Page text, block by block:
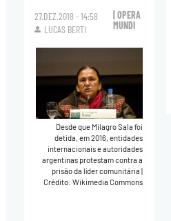
27.DEZ.2018 - 14:58
LUCAS BERTI
| OPERA
MUNDI
Desde que Milagro Sala foi
detida, em 2016, entidades
internacionais e autoridades
argentinas protestam contra a
prisão da líder comunitária|
Crédito: Wikimedia Commons